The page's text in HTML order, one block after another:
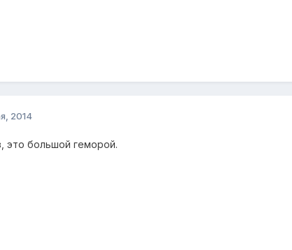
2014
это большой геморой.